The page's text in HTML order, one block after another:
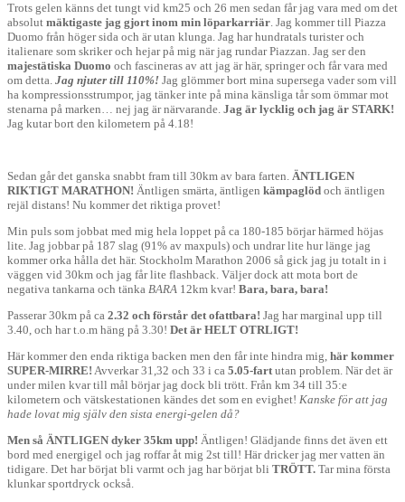
Trots gelen känns det tungt vid km25 och 26 men sedan får jag vara med om det
absolut mäktigaste jag gjort inom min löparkarriär. Jag kommer till Piazza
Duomo från höger sida och är utan klunga. Jag har hundratals turister och
italienare som skriker och hejar på mig när jag rundar Piazzan. Jag ser den
majestätiska Duomo och fascineras av att jag är här, springer och får vara med
om detta. Jag njuter till 110%! Jag glömmer bort mina supersega vader som vill
ha kompressionsstrumpor, jag tänker inte på mina känsliga tår som ömmar mot
stenarna på marken… nej jag är närvarande. Jag är lycklig och jag är STARK!
Jag kutar bort den kilometern på 4.18!
Sedan går det ganska snabbt fram till 30km av bara farten. ÄNTLIGEN
RIKTIGT MARATHON! Äntligen smärta, äntligen kämpaglöd och äntligen
rejäl distans! Nu kommer det riktiga provet!
Min puls som jobbat med mig hela loppet på ca 180-185 börjar härmed höjas
lite. Jag jobbar på 187 slag (91% av maxpuls) och undrar lite hur länge jag
kommer orka hålla det här. Stockholm Marathon 2006 så gick jag ju totalt in i
väggen vid 30km och jag får lite flashback. Väljer dock att mota bort de
negativa tankarna och tänka BARA 12km kvar! Bara, bara, bara!
Passerar 30km på ca 2.32 och förstår det ofattbara! Jag har marginal upp till
3.40, och har t.o.m häng på 3.30! Det är HELT OTRLIGT!
Här kommer den enda riktiga backen men den får inte hindra mig, här kommer
SUPER-MIRRE! Avverkar 31,32 och 33 i ca 5.05-fartutan problem. När det är
under milen kvar till mål börjar jag dock bli trött. Från km 34 till 35:e
kilometern och vätskestationen kändes det som en evighet! Kanske för att jag
hade lovat mig själv den sista energi-gelen då?
Men så ÄNTLIGEN dyker 35km upp! Äntligen! Glädjande finns det även ett
bord med energigel och jag roffar åt mig 2st till! Här dricker jag mer vatten än
tidigare. Det har börjat bli varmt och jag har börjat bli TRÖTT. Tar mina första
klunkar sportdryck också.